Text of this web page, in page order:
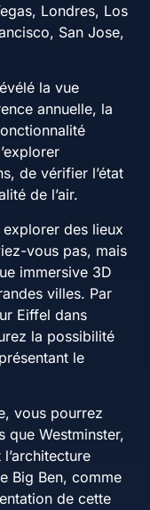
Londres, Los
San Jose,
la vue
annuelle, la
de vérifier l’état
de l’air.
des lieux
vous pas, mais
immersive 3D
villes. Par
Eiffel dans
la possibilité
le
vous pourrez
que Westminster,
Big Ben, comme
de cette